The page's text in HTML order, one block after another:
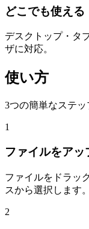
どこでも使える
デスクトップ・タ
ザに対応。
使い方
3つの簡単なステッ
1
ファイルをアッ
ファイルをドラッ
スから選択します。
2